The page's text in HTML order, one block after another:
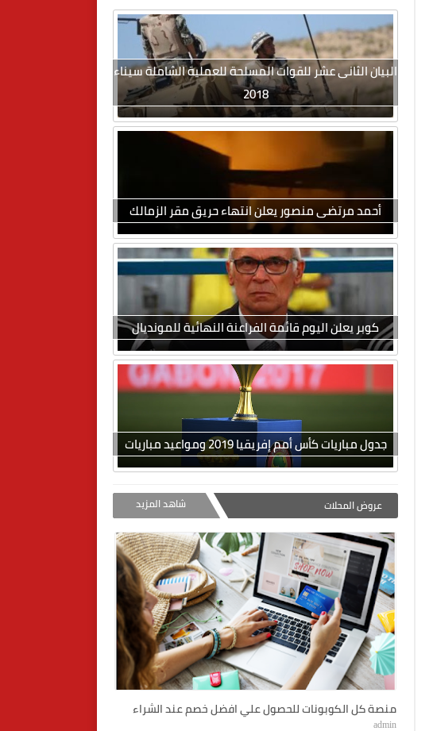
البيان الثانى عشر للقوات المسلحة للعملية الشاملة سيناء
2018
أحمد مرتضى منصور يعلن انتهاء حريق مقر الزمالك
كوبر يعلن اليوم قائمة الفراعنة النهائية للمونديال
جدول مباريات كأس أمم إفريقيا 2019 ومواعيد مباريات
عروض المحلات شاهد المزيد
منصة كل الكوبونات للحصول علي افضل خصم عند الشراء
admin